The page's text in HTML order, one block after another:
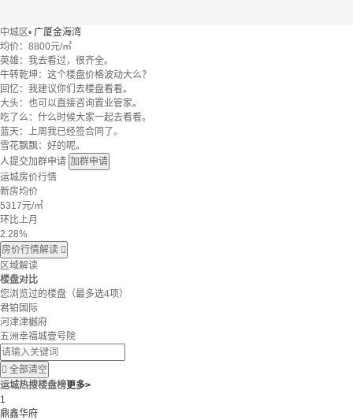
中城区• 广厦金海湾
均价： 8800元/㎡
英雄：我去看过，很齐全。
牛转乾坤：这个楼盘价格波动大么？
回忆：我建议你们去楼盘看看。
大头：也可以直接咨询置业管家。
吃了么：什么时候大家一起去看看。
蓝天：上周我已经签合同了。
雪花飘飘：好的呢。
人提交加群申请 加群申请
运城房价行情
新房均价
5317元/㎡
环比上月
2.28%
房价行情解读 
区域解读
楼盘对比
您浏览过的楼盘 （最多选4项）
君铂国际
河津津樾府
五洲幸福城壹号院
 全部清空
运城热搜楼盘榜更多>
1
鼎鑫华府